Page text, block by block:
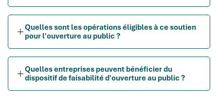
Quelles sont les opérations éligibles à ce soutien
pour l'ouverture au public ?
Quelles entreprises peuvent bénéficier du
dispositif de faisabilité d'ouverture au public ?